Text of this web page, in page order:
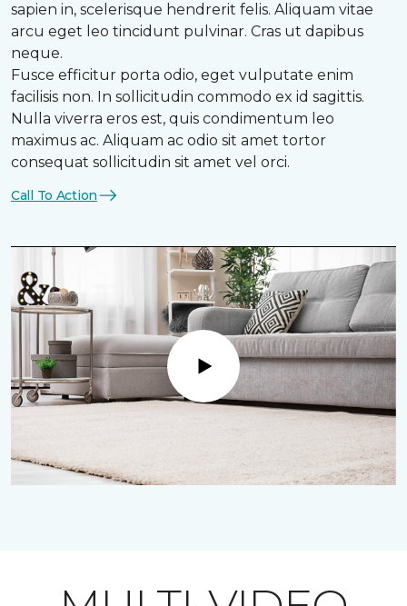
sapien in, scelerisque hendrerit felis. Aliquam vitae
arcu eget leo tincidunt pulvinar. Cras ut dapibus
neque.
Fusce efficitur porta odio, eget vulputate enim
facilisis non. In sollicitudin commodo ex id sagittis.
Nulla viverra eros est, quis condimentum leo
maximus ac. Aliquam ac odio sit amet tortor
consequat sollicitudin sit amet vel orci.
Call To Action
Play